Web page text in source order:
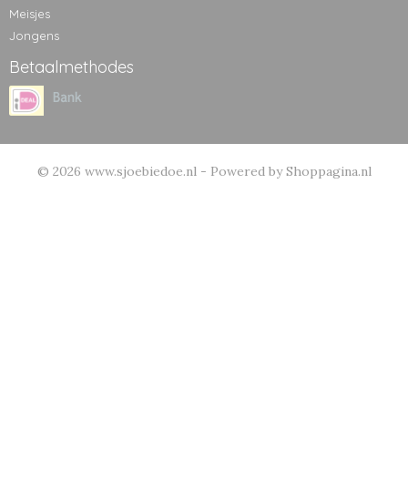
Meisjes
Jongens
Betaalmethodes
© 2026 www.sjoebiedoe.nl - Powered by Shoppagina.nl